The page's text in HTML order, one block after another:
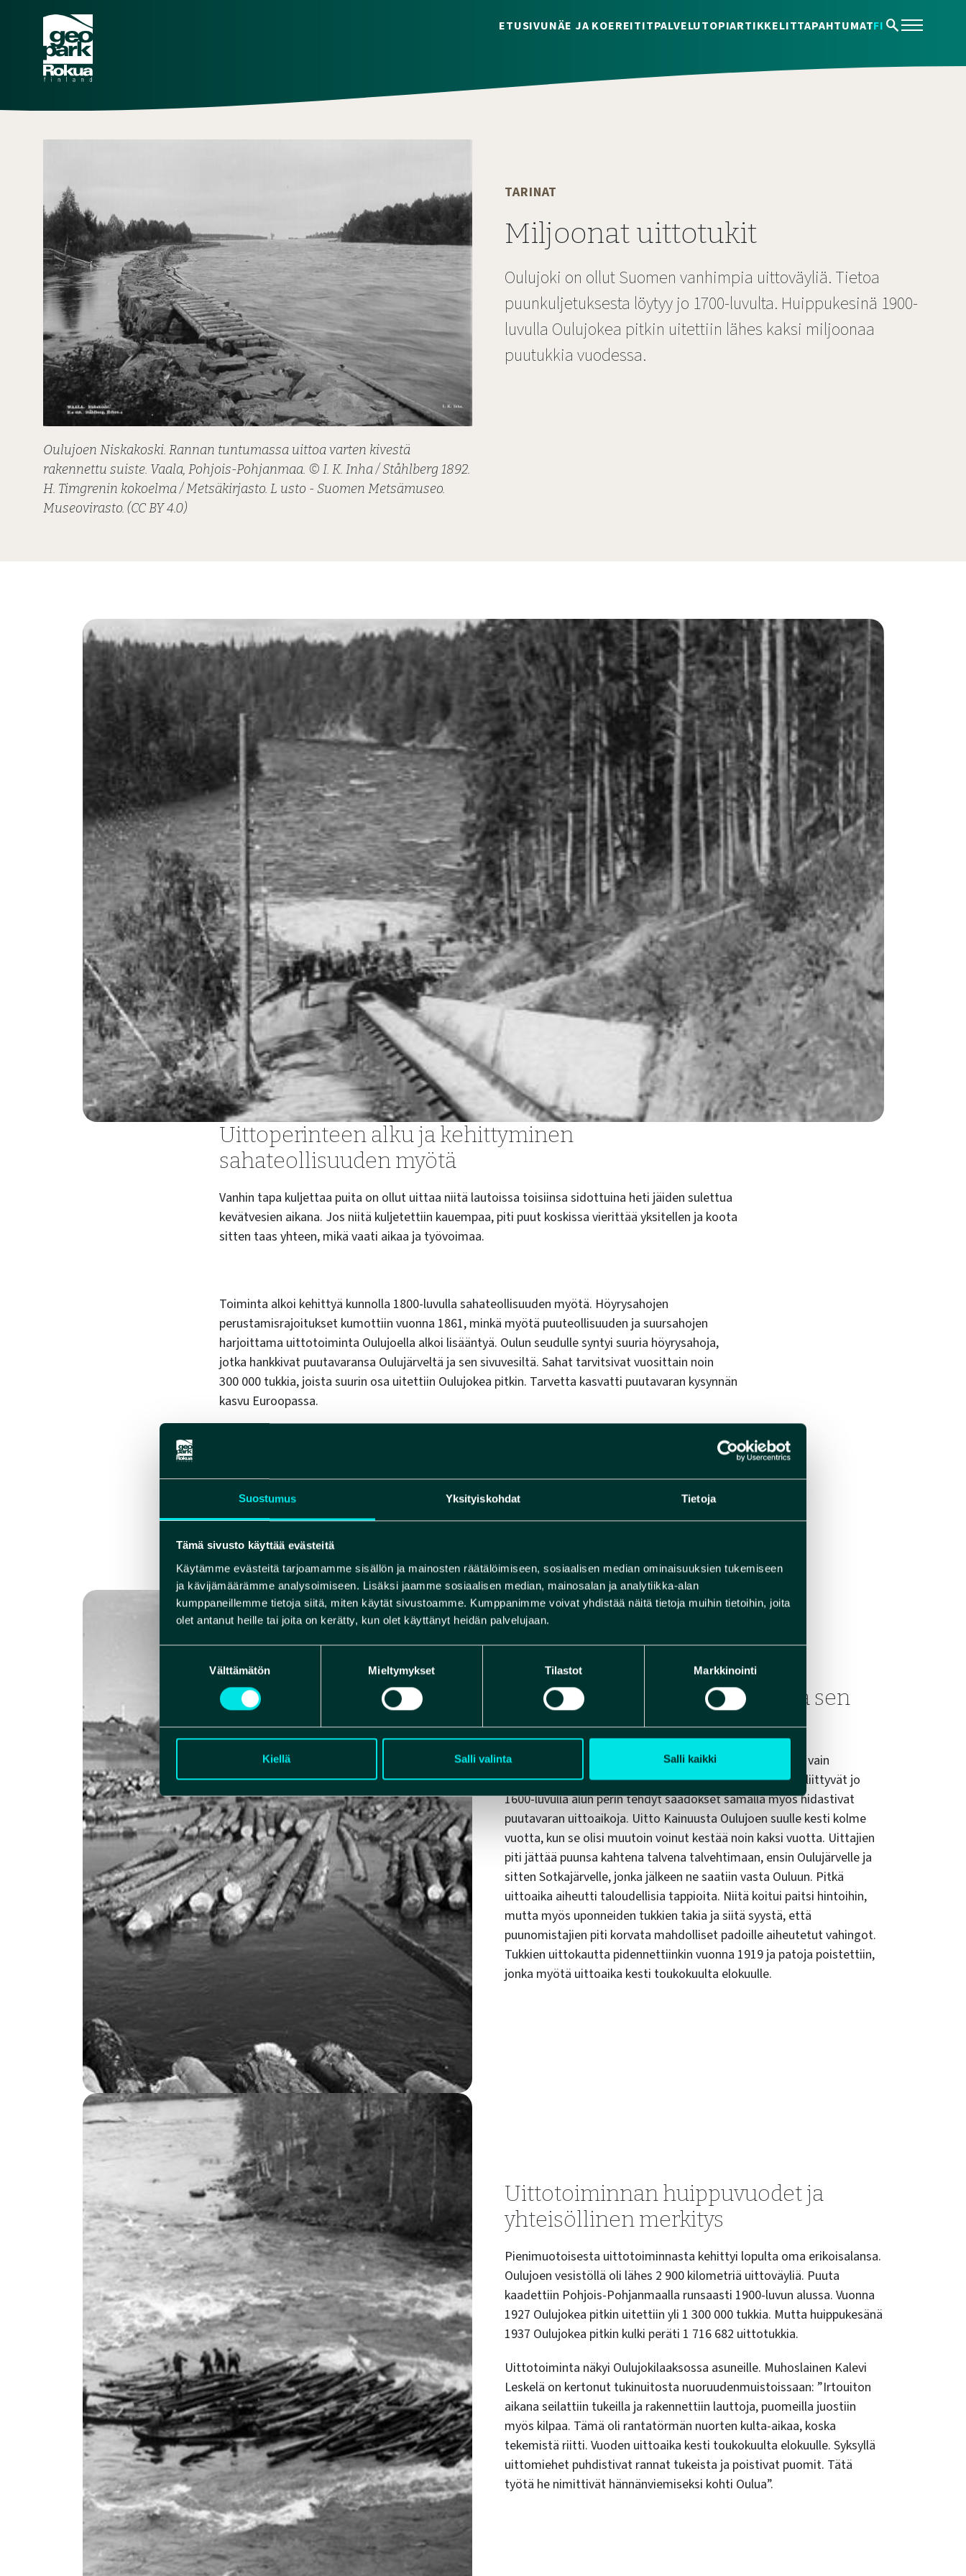
Suostumus Yksityiskohdat Tietoja
Tämä sivusto käyttää evästeitä
Käytämme evästeitä tarjoamamme sisällön ja mainosten räätälöimiseen, sosiaalisen median ominaisuuksien tukemiseen
ja kävijämäärämme analysoimiseen. Lisäksi jaamme sosiaalisen median, mainosalan ja analytiikka-alan
kumppaneillemme tietoja siitä, miten käytät sivustoamme. Kumppanimme voivat yhdistää näitä tietoja muihin tietoihin, joita
olet antanut heille tai joita on kerätty, kun olet käyttänyt heidän palvelujaan.
Välttämätön Mieltymykset Tilastot Markkinointi
Kiellä Salli valinta Salli kaikki
ETUSIVUNÄE JA KOEREITITPALVELUTOPIARTIKKELITTAPAHTUMATFI search
TARINAT
Miljoonat uittotukit
Oulujoki on ollut Suomen vanhimpia uittoväyliä. Tietoa
puunkuljetuksesta löytyy jo 1700-luvulta. Huippukesinä 1900-
luvulla Oulujokea pitkin uitettiin lähes kaksi miljoonaa
puutukkia vuodessa.
Oulujoen Niskakoski. Rannan tuntumassa uittoa varten kivestä
rakennettu suiste. Vaala, Pohjois-Pohjanmaa. © I. K. Inha / Ståhlberg 1892.
H. Timgrenin kokoelma / Metsäkirjasto. L usto - Suomen Metsämuseo.
Museovirasto. (CC BY 4.0)
Uittoperinteen alku ja kehittyminen
sahateollisuuden myötä
Vanhin tapa kuljettaa puita on ollut uittaa niitä lautoissa toisiinsa sidottuina heti jäiden sulettua
kevätvesien aikana. Jos niitä kuljetettiin kauempaa, piti puut koskissa vierittää yksitellen ja koota
sitten taas yhteen, mikä vaati aikaa ja työvoimaa.
Toiminta alkoi kehittyä kunnolla 1800-luvulla sahateollisuuden myötä. Höyrysahojen
perustamisrajoitukset kumottiin vuonna 1861, minkä myötä puuteollisuuden ja suursahojen
harjoittama uittotoiminta Oulujoella alkoi lisääntyä. Oulun seudulle syntyi suuria höyrysahoja,
jotka hankkivat puutavaransa Oulujärveltä ja sen sivuvesiltä. Sahat tarvitsivat vuosittain noin
300 000 tukkia, joista suurin osa uitettiin Oulujokea pitkin. Tarvetta kasvatti puutavaran kysynnän
kasvu Euroopassa.
omistaneen Snellmanin kauppahuoneen työlistalta vuodelta 1888 on löytynyt tietoa saaduista
palkoista. Esimerkiksi Heikki Saarenpää oli urakoinut peräti 208 lauttaa Pyhäkoskelta alas, mistä
hänelle oli maksettu 25 silloista markkaa laudalta. Myöhemmin erillisuitot poistuivat ja
yhdistysten kautta hoidettavista yhteisuitoista tuli pakollisia.
Lohipatojen vaikutus uittoon ja sen
uudistaminen
Lohipatojen takia uittokausi oli lyhyt ja salli puiden uiton vain
kuukauden ajan syksyisin ja keväisin. Lohenkalastukseen liittyvät jo
1600-luvulla alun perin tehdyt säädökset samalla myös hidastivat
puutavaran uittoaikoja. Uitto Kainuusta Oulujoen suulle kesti kolme
vuotta, kun se olisi muutoin voinut kestää noin kaksi vuotta. Uittajien
piti jättää puunsa kahtena talvena talvehtimaan, ensin Oulujärvelle ja
sitten Sotkajärvelle, jonka jälkeen ne saatiin vasta Ouluun. Pitkä
uittoaika aiheutti taloudellisia tappioita. Niitä koitui paitsi hintoihin,
mutta myös uponneiden tukkien takia ja siitä syystä, että
puunomistajien piti korvata mahdolliset padoille aiheutetut vahingot.
Tukkien uittokautta pidennettiinkin vuonna 1919 ja patoja poistettiin,
jonka myötä uittoaika kesti toukokuulta elokuulle.
Uittotoiminnan huippuvuodet ja
yhteisöllinen merkitys
Pienimuotoisesta uittotoiminnasta kehittyi lopulta oma erikoisalansa.
Oulujoen vesistöllä oli lähes 2 900 kilometriä uittoväyliä. Puuta
kaadettiin Pohjois-Pohjanmaalla runsaasti 1900-luvun alussa. Vuonna
1927 Oulujokea pitkin uitettiin yli 1 300 000 tukkia. Mutta huippukesänä
1937 Oulujokea pitkin kulki peräti 1 716 682 uittotukkia.
Uittotoiminta näkyi Oulujokilaaksossa asuneille. Muhoslainen Kalevi
Leskelä on kertonut tukinuitosta nuoruudenmuistoissaan: ”Irtouiton
aikana seilattiin tukeilla ja rakennettiin lauttoja, puomeilla juostiin
myös kilpaa. Tämä oli rantatörmän nuorten kulta-aikaa, koska
tekemistä riitti. Vuoden uittoaika kesti toukokuulta elokuulle. Syksyllä
uittomiehet puhdistivat rannat tukeista ja poistivat puomit. Tätä
työtä he nimittivät hännänviemiseksi kohti Oulua”.